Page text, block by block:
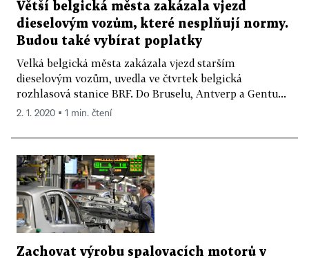
Větší belgická města zakázala vjezd
dieselovým vozům, které nesplňují normy.
Budou také vybírat poplatky
Velká belgická města zakázala vjezd starším
dieselovým vozům, uvedla ve čtvrtek belgická
rozhlasová stanice BRF. Do Bruselu, Antverp a Gentu...
2. 1. 2020 ▪ 1 min. čtení
Zachovat výrobu spalovacích motorů v